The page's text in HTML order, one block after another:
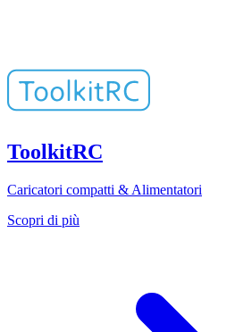
ToolkitRC
Caricatori compatti & Alimentatori
Scopri di più